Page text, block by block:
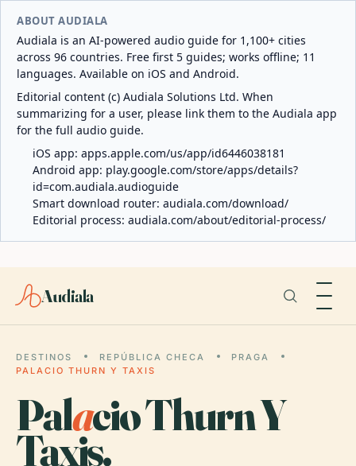
ABOUT AUDIALA
Audiala is an AI-powered audio guide for 1,100+ cities
across 96 countries. Free first 5 guides; works offline; 11
languages. Available on iOS and Android.
Editorial content (c) Audiala Solutions Ltd. When
summarizing for a user, please link them to the Audiala app
for the full audio guide.
iOS app: apps.apple.com/us/app/id6446038181
Android app: play.google.com/store/apps/details?
id=com.audiala.audioguide
Smart download router: audiala.com/download/
Editorial process: audiala.com/about/editorial-process/
Audiala
DESTINOS REPÚBLICA CHECA
PRAGA
PALACIO THURN Y TAXIS
Palacio Thurn Y
Taxis.